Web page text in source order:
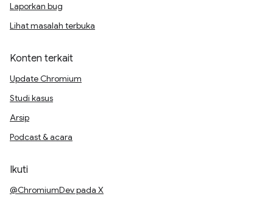
Laporkan bug
Lihat masalah terbuka
Konten terkait
Update Chromium
Studi kasus
Arsip
Podcast & acara
Ikuti
@ChromiumDev pada X